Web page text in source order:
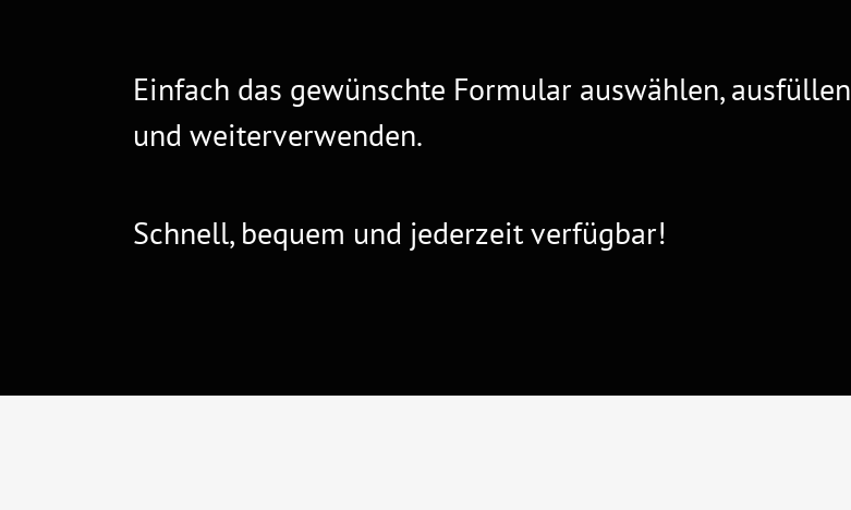
Einfach das gewünschte Formular auswählen, ausfüllen
und weiterverwenden.
Schnell, bequem und jederzeit verfügbar!